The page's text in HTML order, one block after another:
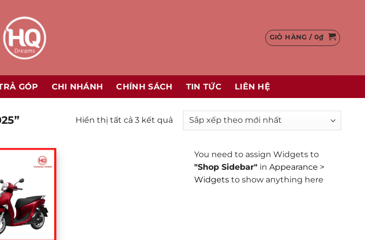
GIỎ HÀNG / 0₫
GÓP CHI NHÁNH CHÍNH SÁCH TIN TỨC LIÊN HỆ
Hiển thị tất cả 3 kết quảĐã
sắp
You need to assign Widgets to
"Shop Sidebar" in Appearance >
Widgets to show anything here